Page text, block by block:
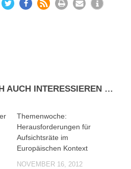
AUCH INTERESSIEREN …
Themenwoche:
Herausforderungen für
Aufsichtsräte im
Europäischen Kontext
NOVEMBER 16, 2012